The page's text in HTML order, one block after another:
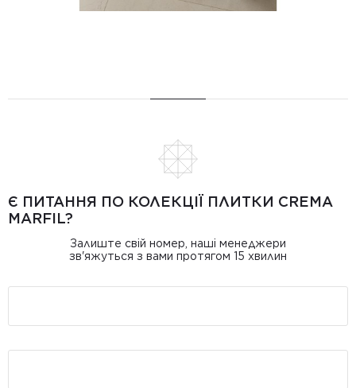
Є ПИТАННЯ ПО КОЛЕКЦІЇ ПЛИТКИ CREMA
MARFIL?
Залиште свій номер, наші менеджери
зв'яжуться з вами протягом 15 хвилин